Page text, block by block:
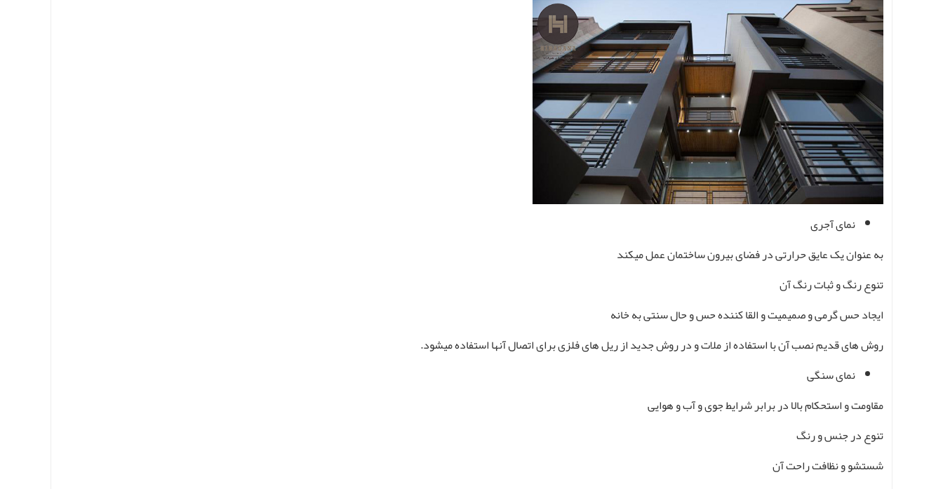
نمای آجری
به عنوان یک عایق حرارتی در فضای بیرون ساختمان عمل میکند
تنوع رنگ و ثبات رنگ آن
ایجاد حس گرمی و صمیمیت و القا کننده حس و حال سنتی به خانه
روش های قدیم نصب آن با استفاده از ملات و در روش جدید از ریل های فلزی برای اتصال آنها استفاده میشود.
نمای سنگی
مقاومت و استحکام بالا در برابر شرایط جوی و آب و هوایی
تنوع در جنس و رنگ
شستشو و نظافت راحت آن